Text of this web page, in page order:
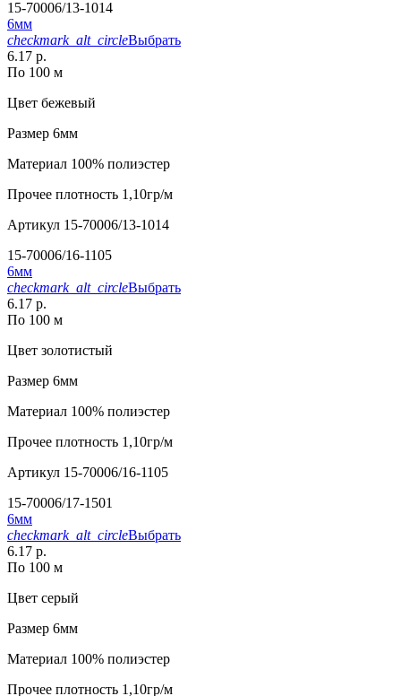
15-70006/13-1014
6мм
checkmark_alt_circleВыбрать
6.17 р.
По 100 м
Цвет бежевый
Размер 6мм
Материал 100% полиэстер
Прочее плотность 1,10гр/м
Артикул 15-70006/13-1014
15-70006/16-1105
6мм
checkmark_alt_circleВыбрать
6.17 р.
По 100 м
Цвет золотистый
Размер 6мм
Материал 100% полиэстер
Прочее плотность 1,10гр/м
Артикул 15-70006/16-1105
15-70006/17-1501
6мм
checkmark_alt_circleВыбрать
6.17 р.
По 100 м
Цвет серый
Размер 6мм
Материал 100% полиэстер
Прочее плотность 1,10гр/м